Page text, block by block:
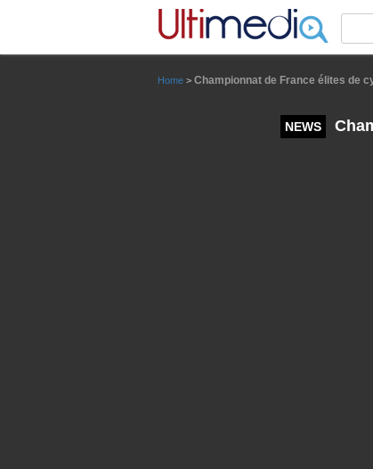
Home > Championnat de France élites de
NEWS